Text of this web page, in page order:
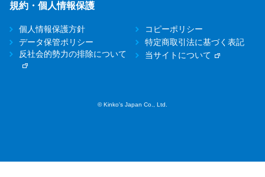
規約・個人情報保護
個人情報保護方針
コピーポリシー
データ保管ポリシー
特定商取引法に基づく表記
反社会的勢力の排除について
当サイトについて
© Kinko's Japan Co., Ltd.